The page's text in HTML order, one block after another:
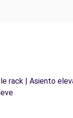
rack | Asiento